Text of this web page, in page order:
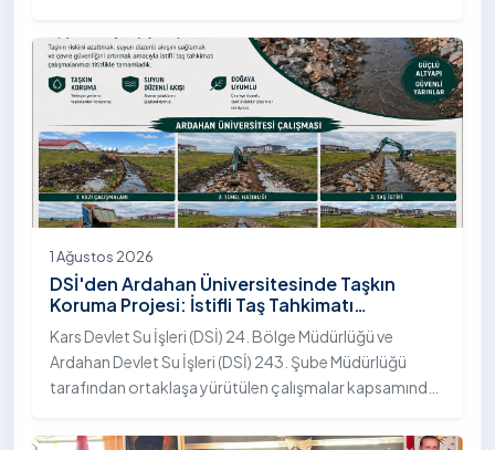
Emiroğlu Hanımefendi eşlik etti.
1 Ağustos 2026
DSİ'den Ardahan Üniversitesinde Taşkın
Koruma Projesi: İstifli Taş Tahkimatı
Çalışmaları Tamamlandı
Kars Devlet Su İşleri (DSİ) 24. Bölge Müdürlüğü ve
Ardahan Devlet Su İşleri (DSİ) 243. Şube Müdürlüğü
tarafından ortaklaşa yürütülen çalışmalar kapsamında,
"İstifli Taş Tahkimatı" projesi titizlikle tamamlandı.